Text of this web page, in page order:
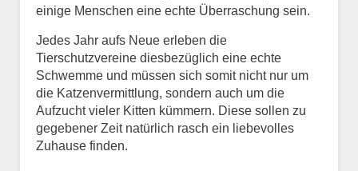
Ort des Verschwindens
einige Menschen eine echte Überraschung sein.
Jedes Jahr aufs Neue erleben die
Tierschutzvereine diesbezüglich eine echte
Schwemme und müssen sich somit nicht nur um
die Katzenvermittlung, sondern auch um die
Aufzucht vieler Kitten kümmern. Diese sollen zu
gegebener Zeit natürlich rasch ein liebevolles
Zuhause finden.